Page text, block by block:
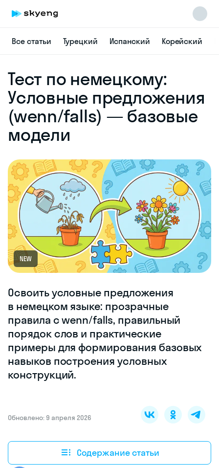
Все статьи Турецкий Испанский Корейский
Тест по немецкому:
Условные предложения
(wenn/falls) — базовые
модели
NEW
Освоить условные предложения
в немецком языке: прозрачные
правила с wenn/falls, правильный
порядок слов и практические
примеры для формирования базовых
навыков построения условных
конструкций.
Обновлено: 9 апреля 2026
Содержание статьи
online